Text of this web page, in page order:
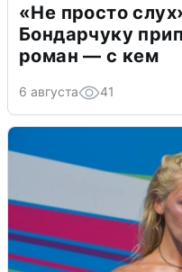
«Не просто
Бондарчуку
роман — с кем
6 августа 41